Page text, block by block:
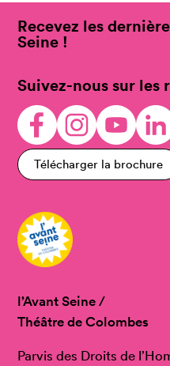
Recevez les
Seine !
Suivez-nous sur les
Télécharger la brochure
l’Avant Seine /
Théâtre de Colombes
Parvis des Droits de